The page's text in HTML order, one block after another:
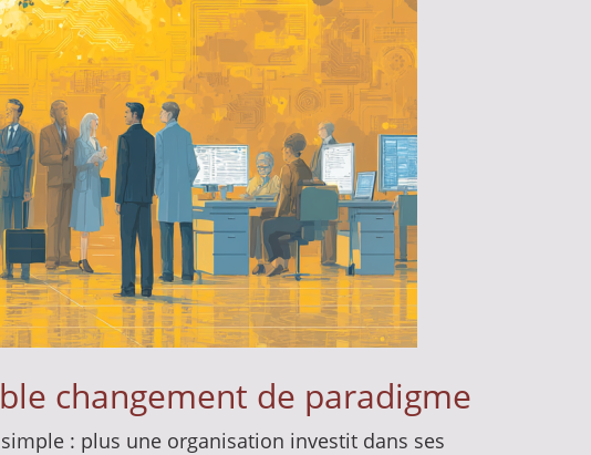
changement de paradigme
: plus une organisation investit dans ses